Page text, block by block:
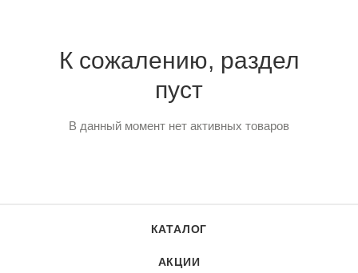
К сожалению, раздел
пуст
В данный момент нет активных товаров
КАТАЛОГ
АКЦИИ